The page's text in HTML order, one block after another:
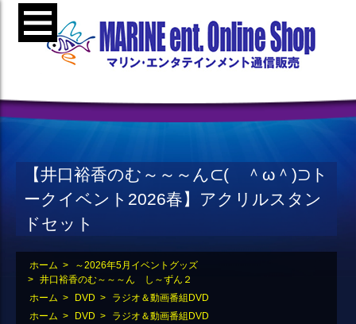
【井口裕香のむ～～～ん⊂( ＾ω＾)⊃ト
ークイベント2026春】アクリルスタン
ドセット
ホーム >
～2026年5月イベントグッズ
> 井口裕香のむ～～～ん し～ずん２
ホーム > DVD >
ラジオ＆動画番組DVD
ホーム > DVD >
ラジオ＆動画番組DVD